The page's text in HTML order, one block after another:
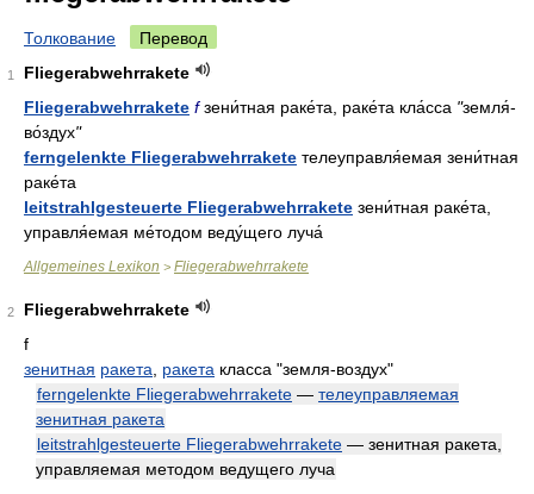
Толкование Перевод
1
Fliegerabwehrrakete
Fliegerabwehrrakete fзени́тная раке́та, раке́та кла́сса "земля́-
во́здух"
ferngelenkte Fliegerabwehrrakete телеуправля́емая зени́тная
раке́та
leitstrahlgesteuerte Fliegerabwehrrakete зени́тная раке́та,
управля́емая ме́тодом веду́щего луча́
Allgemeines Lexikon > Fliegerabwehrrakete
2
Fliegerabwehrrakete
f
зенитная ракета ракета класса "земля-воздух"
ferngelenkte Fliegerabwehrrakete — телеуправляемая
зенитная ракета
leitstrahlgesteuerte Fliegerabwehrrakete — зенитная ракета,
управляемая методом ведущего луча